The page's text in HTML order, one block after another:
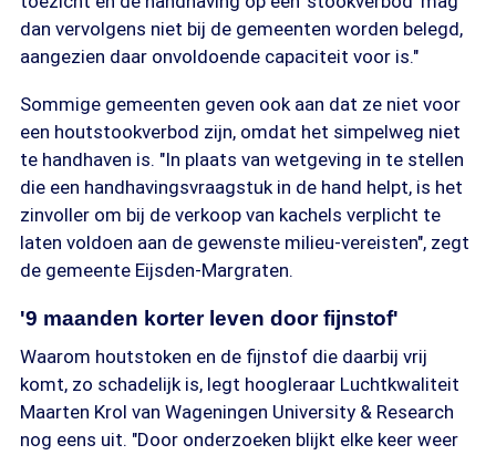
dan vervolgens niet bij de gemeenten worden belegd,
aangezien daar onvoldoende capaciteit voor is."
Sommige gemeenten geven ook aan dat ze niet voor
een houtstookverbod zijn, omdat het simpelweg niet
te handhaven is. "In plaats van wetgeving in te stellen
die een handhavingsvraagstuk in de hand helpt, is het
zinvoller om bij de verkoop van kachels verplicht te
laten voldoen aan de gewenste milieu-vereisten", zegt
de gemeente Eijsden-Margraten.
'9 maanden korter leven door fijnstof'
Waarom houtstoken en de fijnstof die daarbij vrij
komt, zo schadelijk is, legt hoogleraar Luchtkwaliteit
Maarten Krol van Wageningen University & Research
nog eens uit. "Door onderzoeken blijkt elke keer weer